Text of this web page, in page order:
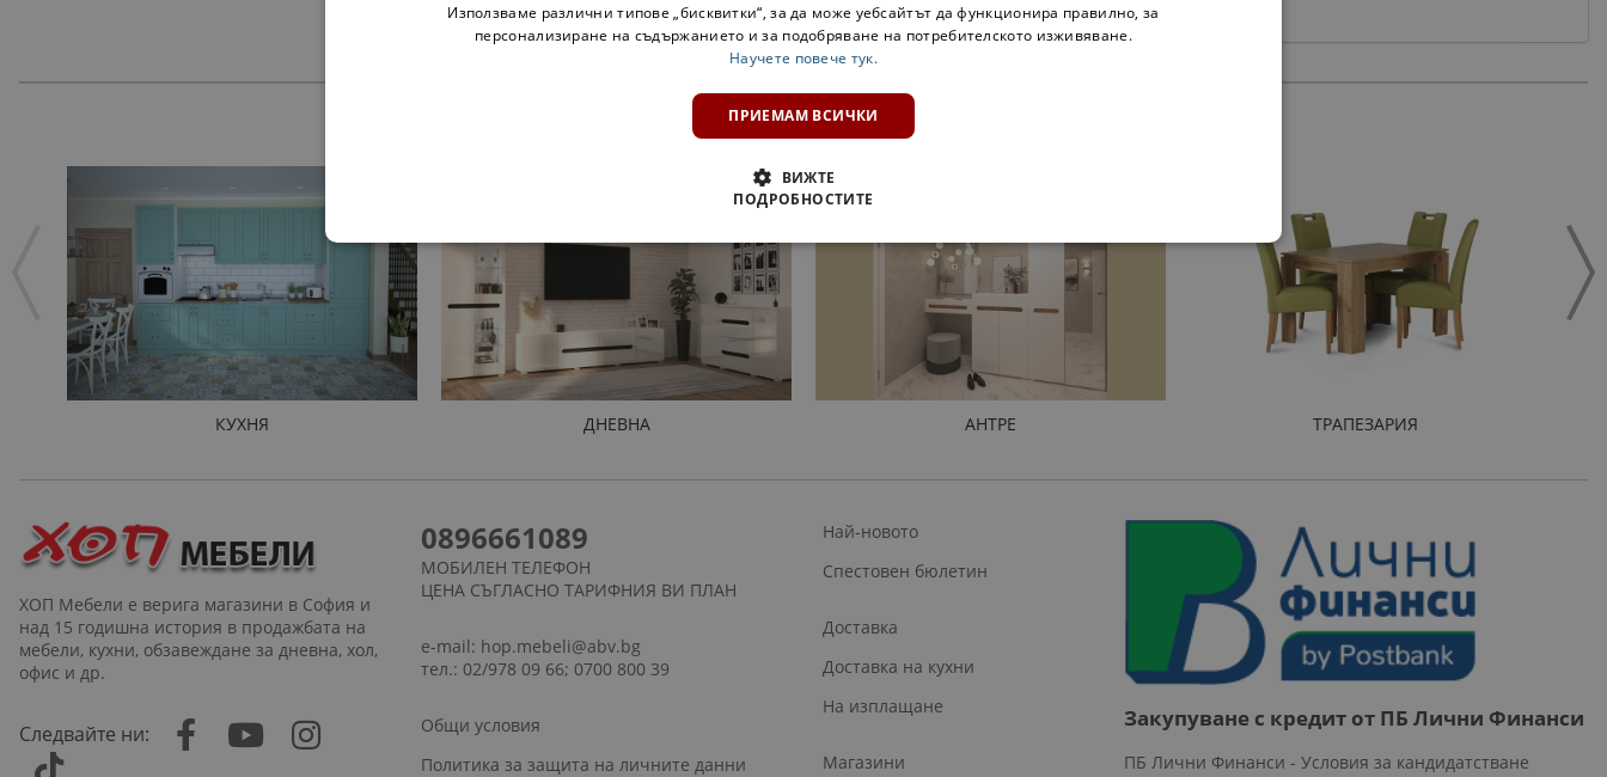
На изплащане
ПРОДУКТИ
КУХНЯ ДНЕВНА АНТРЕ ТРАПЕЗАРИЯ
ХОП Мебели е верига магазини в София и
над 15 годишна история в продажбата на
мебели, кухни, обзавеждане за дневна, хол,
офис и др.
Следвайте ни:
0896661089
МОБИЛЕН ТЕЛЕФОН
ЦЕНА СЪГЛАСНО ТАРИФНИЯ ВИ ПЛАН
e-mail: hop.mebeli@abv.bg
тел.: 02/978 09 66; 0700 800 39
Общи условия
Политика за защита на личните данни
Най-новото
Спестовен бюлетин
Доставка
Доставка на кухни
На изплащане
Магазини
Закупуване с кредит от ПБ Лични Финанси
ПБ Лични Финанси - Условия за кандидатстване
Използваме различни типове „бисквитки“, за да може уебсайтът да функционира правилно, за
персонализиране на съдържанието и за подобряване на потребителското изживяване.
Научете повече тук.
ПРИЕМАМ ВСИЧКИ
ВИЖТЕ
ПОДРОБНОСТИТЕ